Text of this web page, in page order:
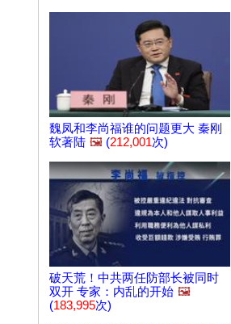
魏凤和李尚福谁的问题更大 秦刚
软著陆 🖼️ (212,001次)
破天荒！中共两任防部长被同时
双开 专家：内乱的开始 🖼️
(183,995次)